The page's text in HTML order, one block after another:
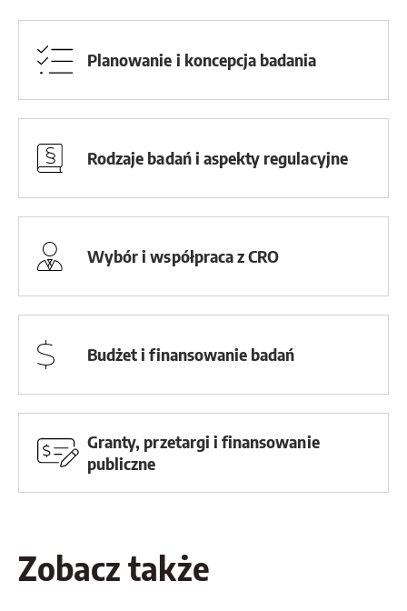
Zobacz także
Planowanie i koncepcja badania
Rodzaje badań i aspekty regulacyjne
Wybór i współpraca z CRO
Budżet i finansowanie badań
Granty, przetargi i finansowanie
publiczne